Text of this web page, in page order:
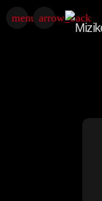
menu arrow_back